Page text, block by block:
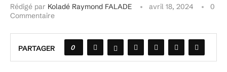
Rédigé par Koladé Raymond FALADE avril 18, 2024
0
Commentaire
PARTAGER 0